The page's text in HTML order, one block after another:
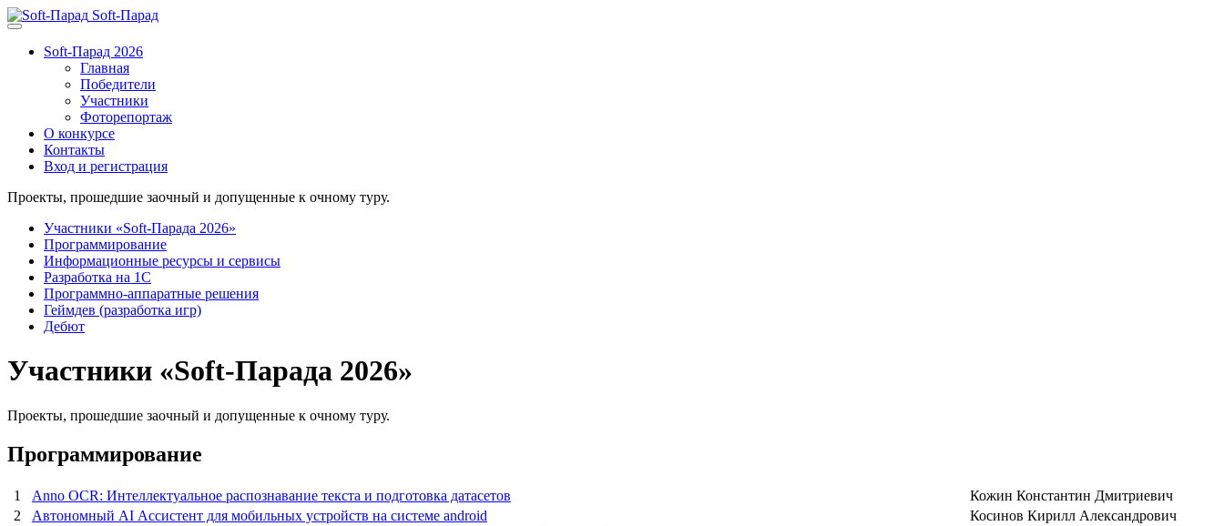
Soft-Парад
Soft-Парад 2026
Главная
Победители
Участники
Фоторепортаж
О конкурсе
Контакты
Вход и регистрация
Проекты, прошедшие заочный и допущенные к очному туру.
Участники «Soft-Парада 2026»
Программирование
Информационные ресурсы и сервисы
Разработка на 1С
Программно-аппаратные решения
Геймдев (разработка игр)
Дебют
Участники «Soft-Парада 2026»
Проекты, прошедшие заочный и допущенные к очному туру.
Программирование
1 Anno OCR: Интеллектуальное распознавание текста и подготовка датасетов
Кожин Константин Дмитриевич
2
Автономный AI Ассистент для мобильных устройств на системе android
Косинов Кирилл Александрович